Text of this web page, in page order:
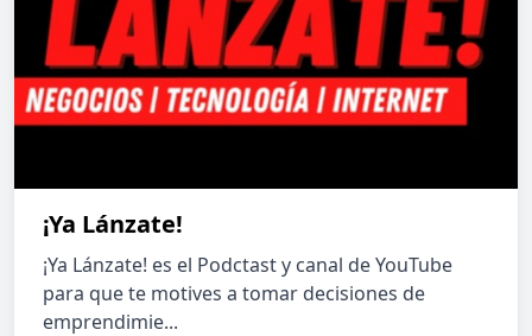
¡Ya Lánzate!
¡Ya Lánzate! es el Podctast y canal de YouTube
para que te motives a tomar decisiones de
emprendimie...